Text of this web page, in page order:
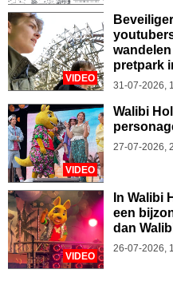
VIDEO
pretpark
31-07-2026,
VIDEO
Walibi
27-07-2026,
VIDEO
In Walibi
een
dan
26-07-2026,